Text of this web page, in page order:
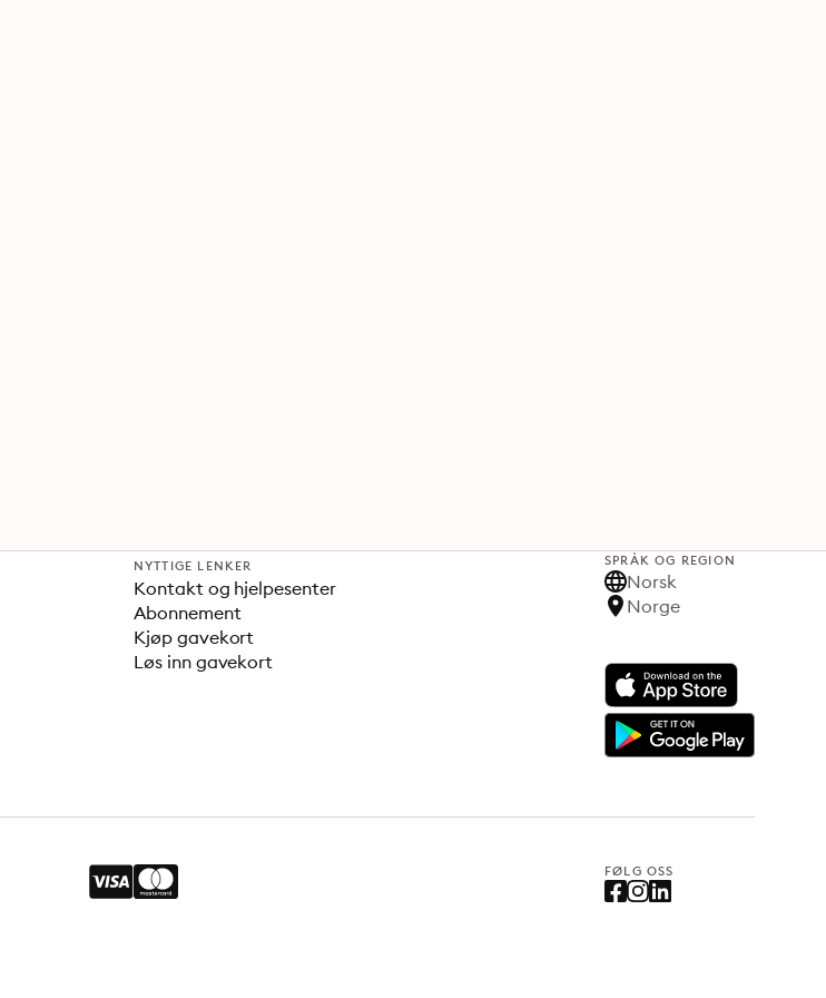
NYTTIGE LENKER
Kontakt og hjelpesenter
Abonnement
Kjøp gavekort
Løs inn gavekort
SPRÅK OG REGION
Norsk
Norge
FØLG OSS